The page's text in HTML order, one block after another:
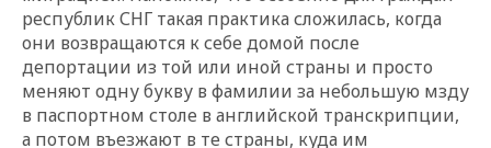
республик СНГ такая практика сложилась, когда
они возвращаются к себе домой после
депортации из той или иной страны и просто
меняют одну букву в фамилии за небольшую мзду
в паспортном столе в английской транскрипции,
а потом въезжают в те страны, куда им